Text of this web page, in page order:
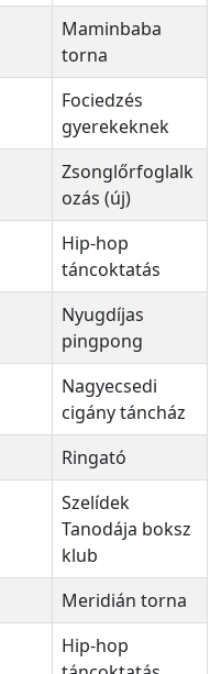
Maminbaba
torna
Fociedzés
gyerekeknek
Zsonglőrfoglalk
ozás (új)
Hip-hop
táncoktatás
Nyugdíjas
pingpong
Nagyecsedi
cigány táncház
Ringató
Szelídek
Tanodája boksz
klub
Meridián torna
Hip-hop